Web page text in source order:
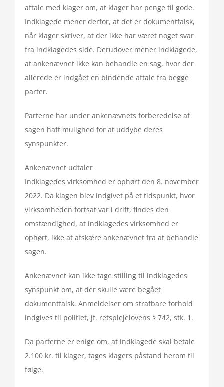
aftale med klager om, at klager har penge til gode.
Indklagede mener derfor, at det er dokumentfalsk,
når klager skriver, at der ikke har været noget svar
fra indklagedes side. Derudover mener indklagede,
at ankenævnet ikke kan behandle en sag, hvor der
allerede er indgået en bindende aftale fra begge
parter.
Parterne har under ankenævnets forberedelse af
sagen haft mulighed for at uddybe deres
synspunkter.
Ankenævnet udtaler
Indklagedes virksomhed er ophørt den 8. november
2022. Da klagen blev indgivet på et tidspunkt, hvor
virksomheden fortsat var i drift, findes den
omstændighed, at indklagedes virksomhed er
ophørt, ikke at afskære ankenævnet fra at behandle
sagen.
Ankenævnet kan ikke tage stilling til indklagedes
synspunkt om, at der skulle være begået
dokumentfalsk. Anmeldelser om strafbare forhold
indgives til politiet, jf. retsplejelovens § 742, stk. 1.
Da parterne er enige om, at indklagede skal betale
2.100 kr. til klager, tages klagers påstand herom til
følge.